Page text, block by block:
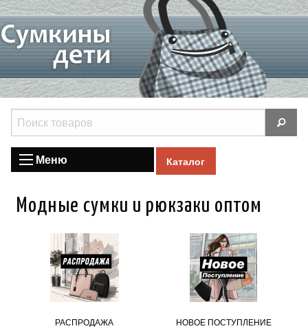
Меню Каталог
Модные сумки и рюкзаки оптом
РАСПРОДАЖА НОВОЕ ПОСТУПЛЕНИЕ